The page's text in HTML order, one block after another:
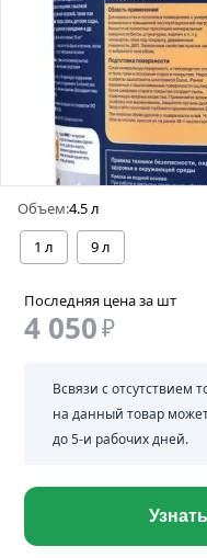
Объем:4.5 л
1 л
9 л
Последняя цена за шт
4 050₽
Всвязи с отсутствием
на данный товар
до 5-и рабочих дней.